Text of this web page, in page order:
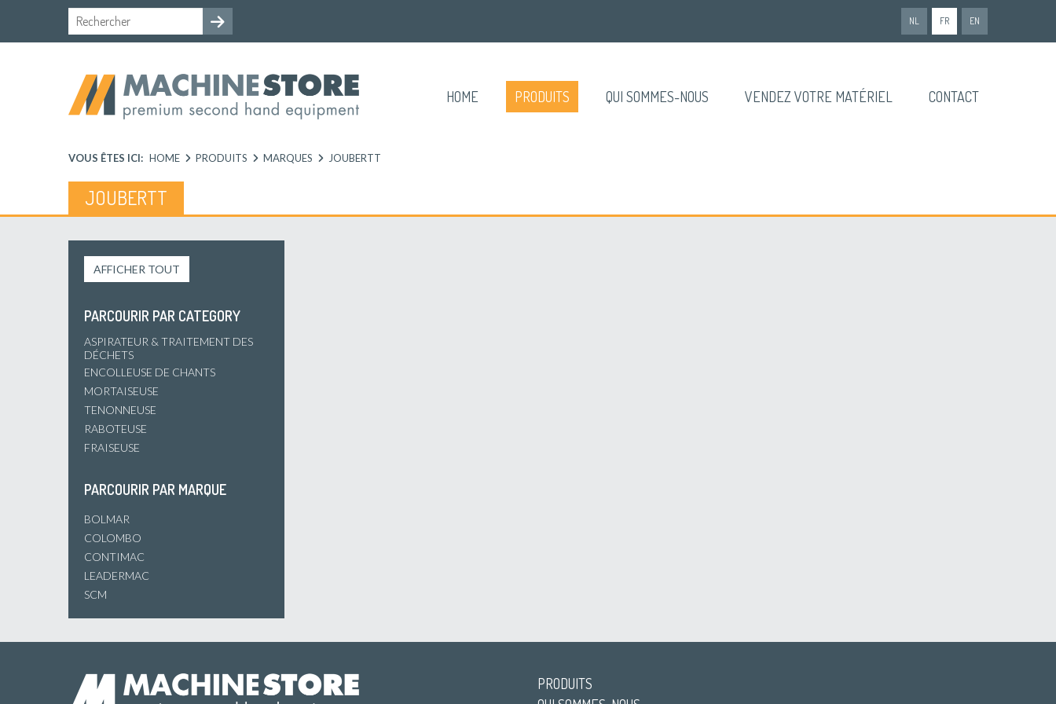
NL FR EN
HOME PRODUITS QUI SOMMES-NOUS VENDEZ VOTRE MATÉRIEL CONTACT
VOUS ÊTES ICI: HOME PRODUITS MARQUES JOUBERTT
JOUBERTT
AFFICHER TOUT
PARCOURIR PAR CATEGORY
ASPIRATEUR & TRAITEMENT DES
DÉCHETS
ENCOLLEUSE DE CHANTS
MORTAISEUSE
TENONNEUSE
RABOTEUSE
FRAISEUSE
PARCOURIR PAR MARQUE
BOLMAR
COLOMBO
CONTIMAC
LEADERMAC
SCM
PRODUITS